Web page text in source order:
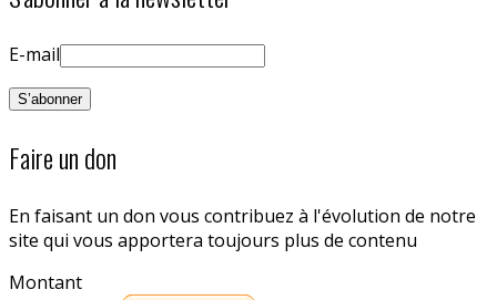
E-mail
Faire un don
En faisant un don vous contribuez à l'évolution de notre
site qui vous apportera toujours plus de contenu
Montant